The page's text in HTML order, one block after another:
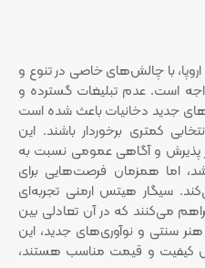
با چالش‌های خاصی در تنوع و
است. عدم تبلیغات گسترده و
جدید دخانیات باعث شده است
کمتری برخوردار باشند. این
پذیرش و آگاهی عمومی نسبت به
اما همزمان فرصت‌هایی برای
سیگار هیتس ارمنی تجربه‌ای
می‌کنند که در آن تعادلی بین
سنتی و نوآوری‌های جدید، این
کیفیت و قیمت مناسب هستند،